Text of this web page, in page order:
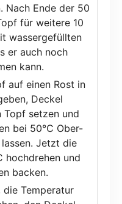
Nach Ende der 50
für weitere 10
wassergefüllten
er auch noch
kann.
auf einen Rost in
Deckel
Topf setzen und
bei 50°C Ober-
Jetzt die
hochdrehen und
backen.
die Temperatur